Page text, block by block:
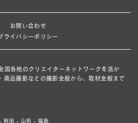
お問い合わせ
ライバシーポリシー
国各地のクリエイターネットワークを活か
商品撮影などの撮影全般から、取材全般まで
秋田 - 山形 - 福島